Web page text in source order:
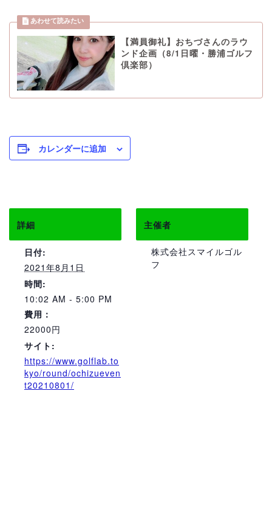
【満員御礼】おちづさんのラウ
ンド企画（8/1日曜・勝浦ゴルフ
倶楽部）
カレンダーに追加
詳細
日付:
2021年8月1日
時間:
10:02 AM - 5:00 PM
費用：
22000円
サイト:
https://www.golflab.to
kyo/round/ochizueven
t20210801/
主催者
株式会社スマイルゴル
フ